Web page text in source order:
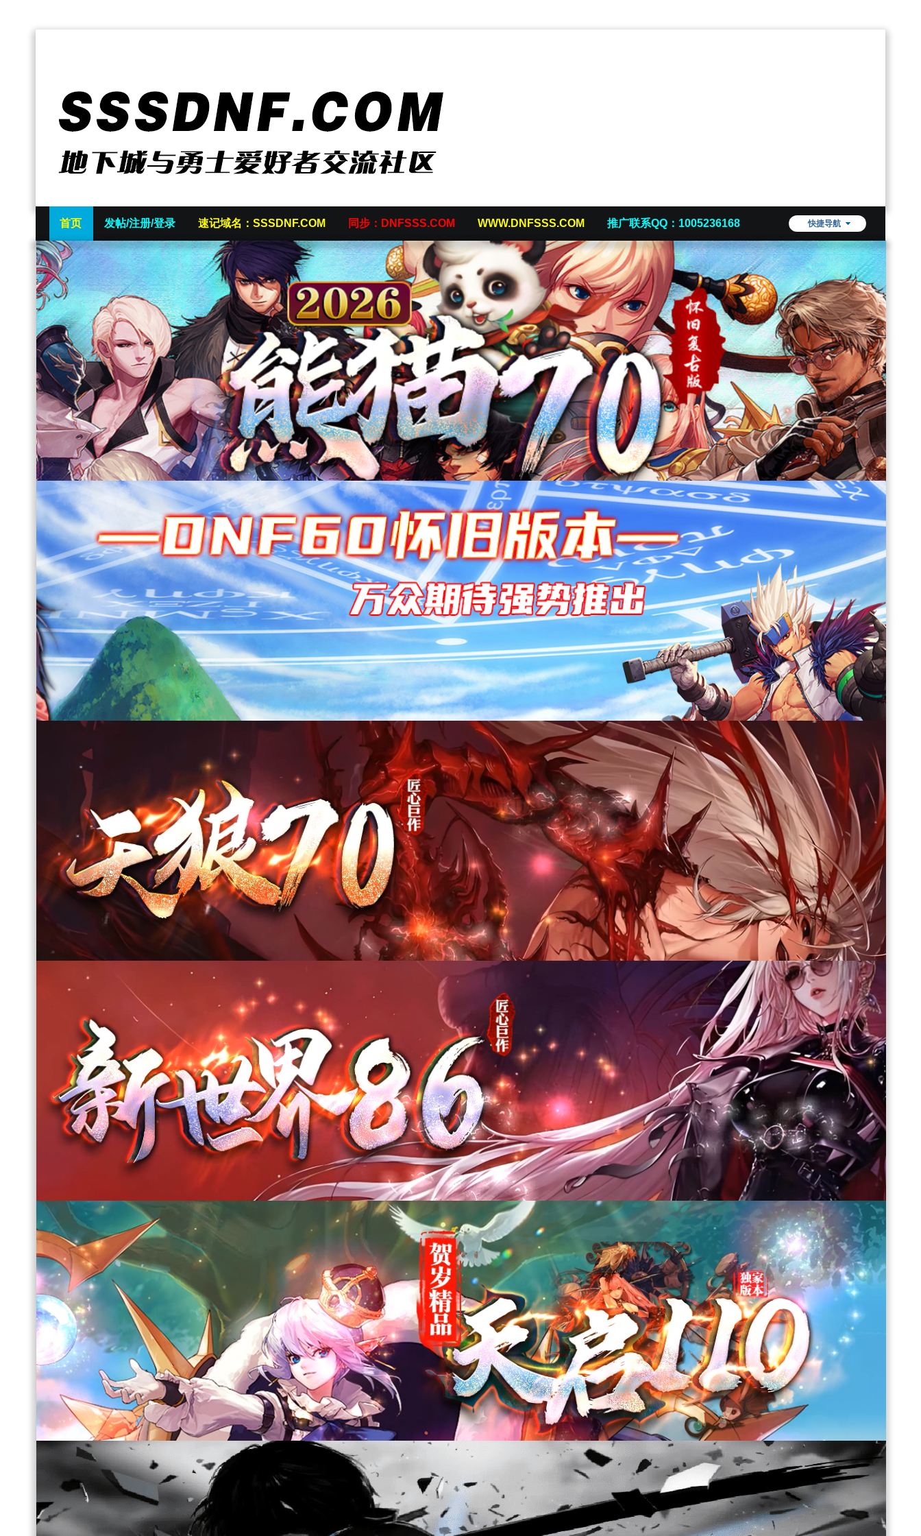
快捷导航
首页 发帖/注册/登录 速记域名：SSSDNF.COM 同步：DNFSSS.COM WWW.DNFSSS.COM 推广联系QQ：1005236168